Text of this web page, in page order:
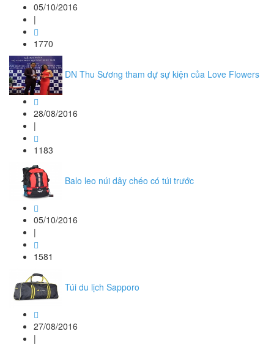
05/10/2016
|
1770
DN Thu Sương tham dự sự kiện của Love Flowers
28/08/2016
|
1183
Balo leo núi dây chéo có túi trước
05/10/2016
|
1581
Túi du lịch Sapporo
27/08/2016
|